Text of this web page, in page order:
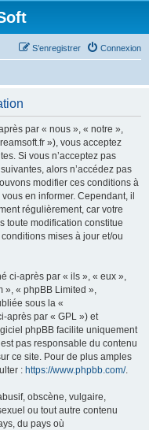
Connexion
S’enregistrer
par « nous », « notre »,
»), vous acceptez
Si vous n’acceptez pas
alors n’accédez pas
modifier ces conditions à
en informer. Cependant, il
régulièrement, car votre
toute modification constitue
mises à jour et/ou
ci-après par « ils », « eux »,
», « phpBB Limited »,
sous la «
après par « GPL ») et
phpBB facilite uniquement
pas responsable du contenu
ce site. Pour de plus amples
: https://www.phpbb.com/.
obscène, vulgaire,
ou tout autre contenu
du pays où